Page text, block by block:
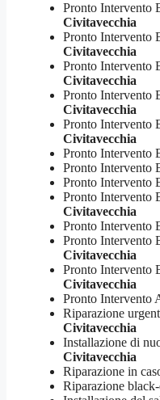
Pronto Intervento
Civitavecchia
Pronto Intervento
Civitavecchia
Pronto Intervento
Civitavecchia
Pronto Intervento
Civitavecchia
Pronto Intervento
Civitavecchia
Pronto Intervento
Pronto Intervento
Pronto Intervento
Pronto Intervento
Civitavecchia
Pronto Intervento
Pronto Intervento
Civitavecchia
Pronto Intervento
Civitavecchia
Pronto Intervento
Riparazione
Civitavecchia
Installazione di
Civitavecchia
Riparazione in
Riparazione